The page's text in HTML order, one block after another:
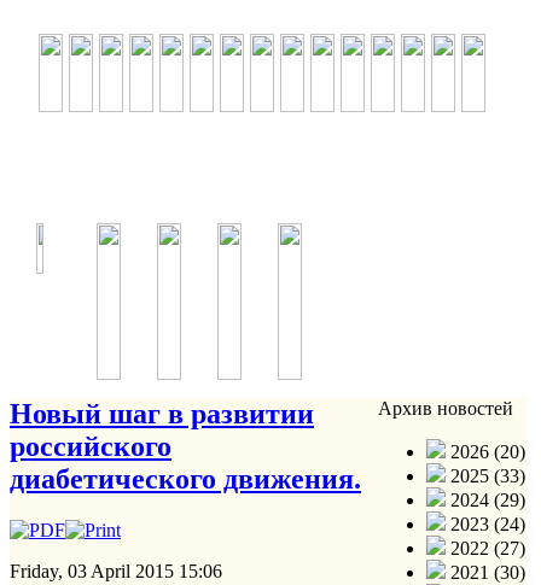
Новый шаг в развитии
российского
диабетического движения.
Friday, 03 April 2015 15:06
Архив новостей
2026 (20)
2025 (33)
2024 (29)
2023 (24)
2022 (27)
2021 (30)